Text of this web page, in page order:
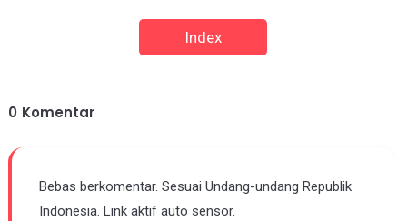
Index
0 Komentar
Bebas berkomentar. Sesuai Undang-undang Republik
Indonesia. Link aktif auto sensor.